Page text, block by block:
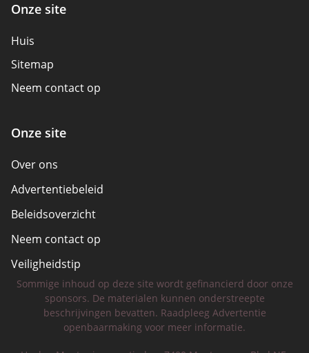
Onze site
Huis
Sitemap
Neem contact op
Onze site
Over ons
Advertentiebeleid
Beleidsoverzicht
Neem contact op
Veiligheidstip
Betrouwbaarheid
Sommige inhoud op deze site wordt gefinancierd door onze
sponsors. De materialen kunnen onderstreepte
beschrijvingen bevatten. Raadpleeg Advertentie
openbaarmaking voor meer informatie.